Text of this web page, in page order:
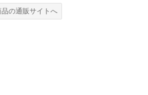
品の通販サイトへ